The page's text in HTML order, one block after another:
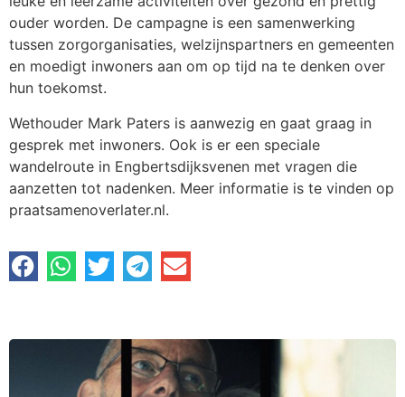
ouder worden. De campagne is een samenwerking
tussen zorgorganisaties, welzijnspartners en gemeenten
en moedigt inwoners aan om op tijd na te denken over
hun toekomst.
Wethouder Mark Paters is aanwezig en gaat graag in
gesprek met inwoners. Ook is er een speciale
wandelroute in Engbertsdijksvenen met vragen die
aanzetten tot nadenken. Meer informatie is te vinden op
praatsamenoverlater.nl.